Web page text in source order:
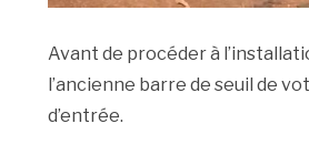
Avant de procéder à
l’ancienne barre de seuil de
d’entrée.